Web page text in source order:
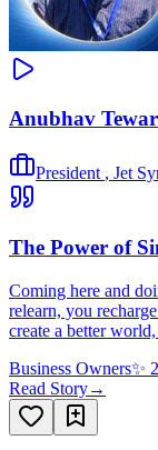
Anubhav
President , Jet
The Power of
Coming here and
relearn, you
create a better
Business Owners✨
Read Story→